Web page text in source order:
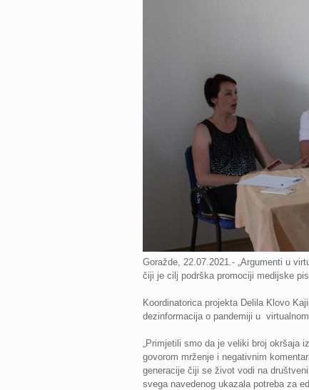
Goražde, 22.07.2021.- „Argumenti u
čiji je cilj podrška promociji medijske
Koordinatorica projekta Delila Klovo
dezinformacija o pandemiji u
„Primjetili smo da je veliki broj okršaja
govorom mrženje i negativnim
generacije čiji se život vodi na
svega navedenog ukazala potreba za